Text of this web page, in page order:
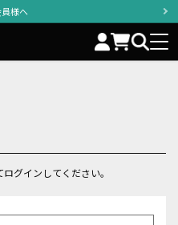
様へ
グインしてください。